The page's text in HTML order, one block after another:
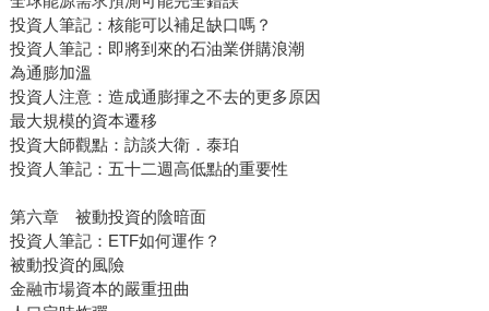
投資人筆記：核能可以補足缺口嗎？
投資人筆記：即將到來的石油業併購浪潮
為通膨加溫
投資人注意：造成通膨揮之不去的更多原因
最大規模的資本遷移
投資大師觀點：訪談大衛．泰珀
投資人筆記：五十二週高低點的重要性
第六章 被動投資的陰暗面
投資人筆記：ETF如何運作？
被動投資的風險
金融市場資本的嚴重扭曲